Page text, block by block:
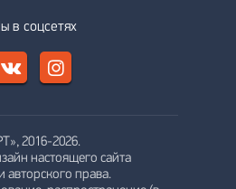
в соцсетях
2016-2026.
настоящего сайта
авторского права.